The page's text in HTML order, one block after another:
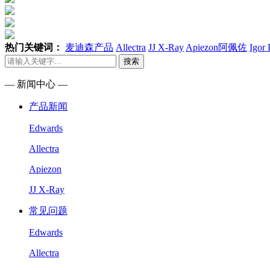
热门关键词： 麦迪森产品 Allectra JJ X-Ray Apiezon阿佩佐 Igor
搜索
— 新闻中心 —
产品新闻
Edwards
Allectra
Apiezon
JJ X-Ray
常见问题
Edwards
Allectra